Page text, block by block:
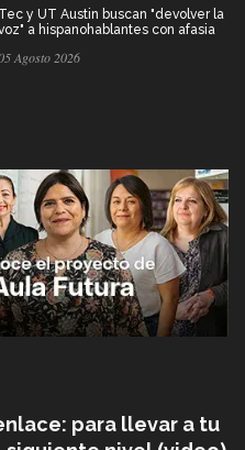
Tec y UT Austin buscan "devolver la
a hispanohablantes con afasia
Agosto 2026
para llevar a tu